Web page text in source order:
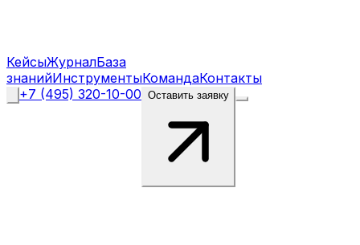
КейсыЖурналБаза
знанийИнструментыКомандаКонтакты
+7 (495) 320-10-00 Оставить заявку